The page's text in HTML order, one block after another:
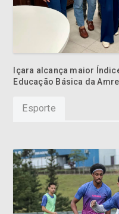
Içara alcança maior
Educação Básica da
Esporte